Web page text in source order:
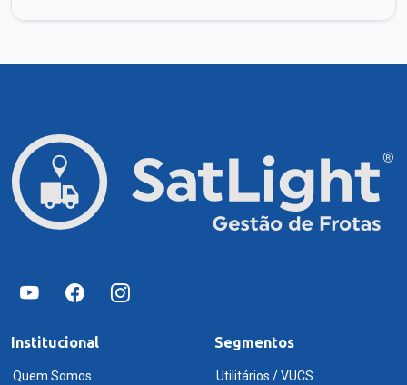
Institucional
Quem Somos
Segmentos
Utilitários / VUCS